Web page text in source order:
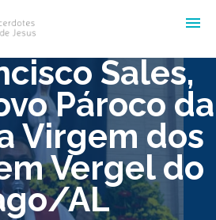
Sales,
Pároco da
Virgem dos
Vergel do
AL